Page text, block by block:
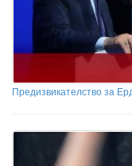
Предизвикателство за